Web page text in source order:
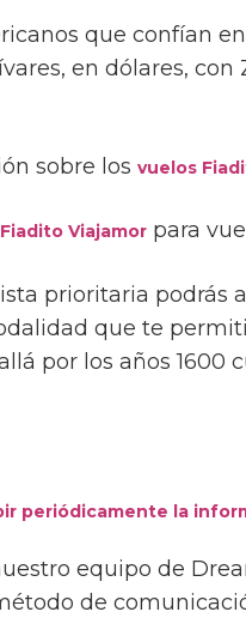
que confían
en dólares, con
sobre losvuelos
Fiadito Viajamor para
prioritaria podrás
que te
por los años
periódicamente la
equipo de
de